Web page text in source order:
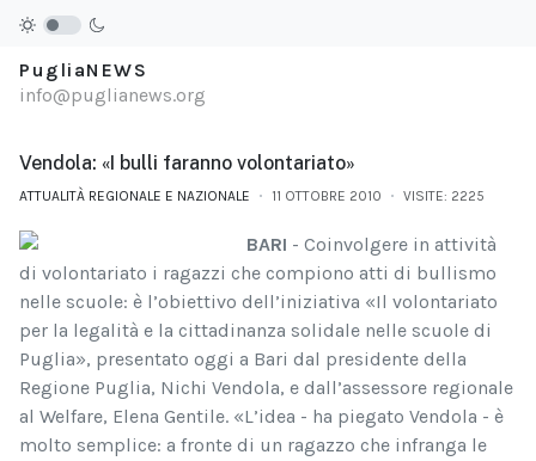
PugliaNEWS
info@puglianews.org
Vendola: «I bulli faranno volontariato»
ATTUALITÀ REGIONALE E NAZIONALE 11 OTTOBRE 2010 VISITE: 2225
BARI - Coinvolgere in attività
di volontariato i ragazzi che compiono atti di bullismo
nelle scuole: è l’obiettivo dell’iniziativa «Il volontariato
per la legalità e la cittadinanza solidale nelle scuole di
Puglia», presentato oggi a Bari dal presidente della
Regione Puglia, Nichi Vendola, e dall’assessore regionale
al Welfare, Elena Gentile. «L’idea - ha piegato Vendola - è
molto semplice: a fronte di un ragazzo che infranga le